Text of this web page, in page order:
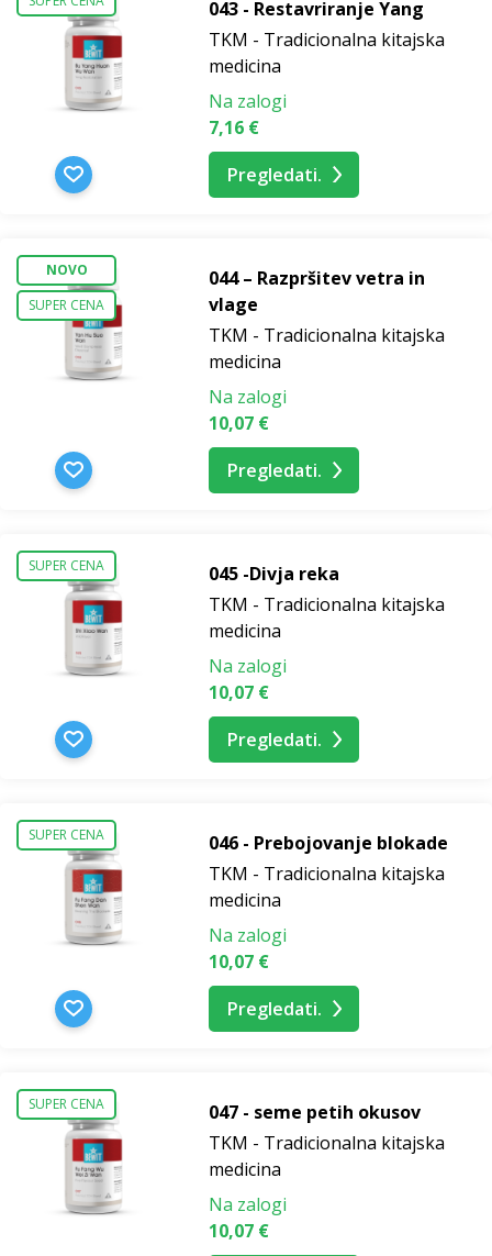
043 - Restavriranje Yang
TKM - Tradicionalna kitajska
medicina
Na zalogi
7,16 €
Pregledati.
NOVO
SUPER CENA
044 – Razpršitev vetra in
vlage
TKM - Tradicionalna kitajska
medicina
Na zalogi
10,07 €
Pregledati.
SUPER CENA
045 -Divja reka
TKM - Tradicionalna kitajska
medicina
Na zalogi
10,07 €
Pregledati.
SUPER CENA
046 - Prebojovanje blokade
TKM - Tradicionalna kitajska
medicina
Na zalogi
10,07 €
Pregledati.
SUPER CENA
047 - seme petih okusov
TKM - Tradicionalna kitajska
medicina
Na zalogi
10,07 €